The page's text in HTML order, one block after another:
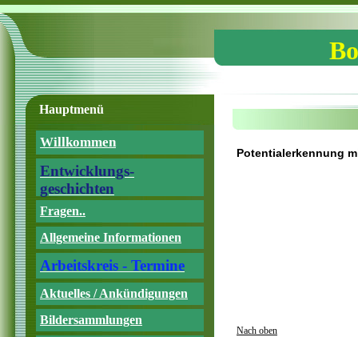
Hauptmenü
Willkommen
Entwicklungs-
geschichten
Fragen..
Allgemeine Informationen
Arbeitskreis - Termine
Aktuelles / Ankündigungen
Bildersammlungen
Potentialerkennung
Nach oben